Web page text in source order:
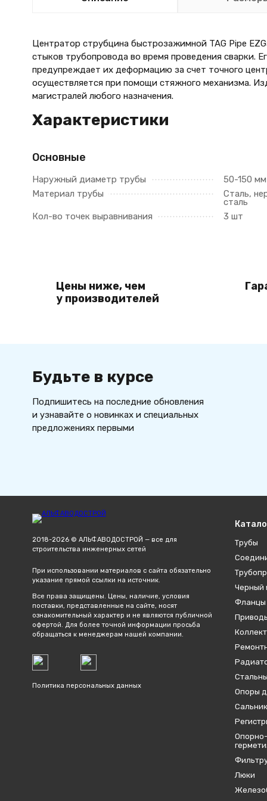
Центратор струбцина быстрозажимной TAG Pipe
стыков трубопровода во время проведения сварки.
предупреждает их деформацию за счет точного
осуществляется при помощи стяжного механизма.
магистралей любого назначения.
Характеристики
Основные
Наружный диаметр трубы
50-150 мм
Материал трубы
Сталь,
сталь
Кол-во точек выравнивания
3 шт
Цены ниже, чем
у производителей
Будьте в курсе
Подпишитесь на последние обновления
и узнавайте о новинках и специальных
предложениях первыми
2018-2026 © АЛЬФАВОДОСТРОЙ — все для
строительства инженерных сетей
При использовании материалов с сайта обязательно
указание прямой ссылки на источник.
Все права защищены. Цены, наличие, условия
поставки, представленные на сайте, носят
ознакомительный характер и не являются публичной
офертой. Для более точной информации просьба
обращаться к менеджерам нашей компании.
Политика персональных данных
Трубы
Черный
Фланцы
Опоры
Люки